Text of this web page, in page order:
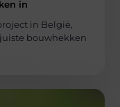
in
in België,
bouwhekken